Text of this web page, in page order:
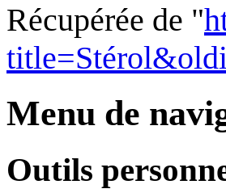
Récupérée de "
Menu de
Outils